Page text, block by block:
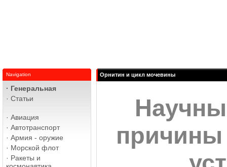
Navigation
· Генеральная
· Статьи
· Авиация
· Автотранспорт
· Армия - оружие
· Морской флот
· Ракеты и
Орнитин и цикл мочевины
причины